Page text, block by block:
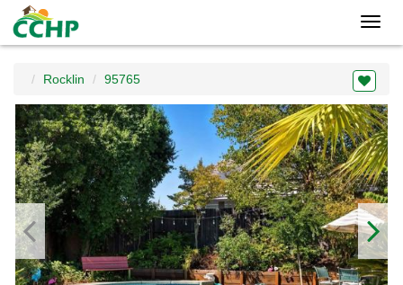
Rocklin 95765